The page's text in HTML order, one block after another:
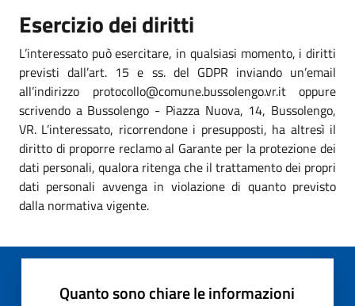
Esercizio dei diritti
L’interessato può esercitare, in qualsiasi momento, i diritti
previsti dall’art. 15 e ss. del GDPR inviando un’email
all’indirizzo protocollo@comune.bussolengo.vr.it oppure
scrivendo a Bussolengo - Piazza Nuova, 14, Bussolengo,
VR. L’interessato, ricorrendone i presupposti, ha altresì il
diritto di proporre reclamo al Garante per la protezione dei
dati personali, qualora ritenga che il trattamento dei propri
dati personali avvenga in violazione di quanto previsto
dalla normativa vigente.
Quanto sono chiare le informazioni